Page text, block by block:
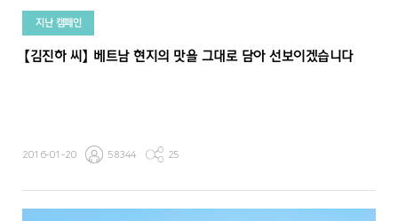
지난 캠페인
【김진하 씨】 베트남 현지의 맛을 그대로 담아 선보이겠습니다
2016-01-20 58344 25